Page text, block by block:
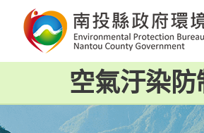
要
容
區
空氣汙染防